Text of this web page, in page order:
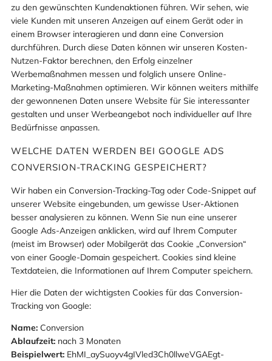
zu den gewünschten Kundenaktionen führen. Wir sehen, wie
viele Kunden mit unseren Anzeigen auf einem Gerät oder in
einem Browser interagieren und dann eine Conversion
durchführen. Durch diese Daten können wir unseren Kosten-
Nutzen-Faktor berechnen, den Erfolg einzelner
Werbemaßnahmen messen und folglich unsere Online-
Marketing-Maßnahmen optimieren. Wir können weiters mithilfe
der gewonnenen Daten unsere Website für Sie interessanter
gestalten und unser Werbeangebot noch individueller auf Ihre
Bedürfnisse anpassen.
WELCHE DATEN WERDEN BEI GOOGLE ADS
CONVERSION-TRACKING GESPEICHERT?
Wir haben ein Conversion-Tracking-Tag oder Code-Snippet auf
unserer Website eingebunden, um gewisse User-Aktionen
besser analysieren zu können. Wenn Sie nun eine unserer
Google Ads-Anzeigen anklicken, wird auf Ihrem Computer
(meist im Browser) oder Mobilgerät das Cookie „Conversion“
von einer Google-Domain gespeichert. Cookies sind kleine
Textdateien, die Informationen auf Ihrem Computer speichern.
Hier die Daten der wichtigsten Cookies für das Conversion-
Tracking von Google:
Name: Conversion
Ablaufzeit: nach 3 Monaten
Beispielwert: EhMI_aySuoyv4gIVled3Ch0llweVGAEgt-